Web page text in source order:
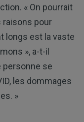
« On pourrait
raisons pour
longs est la vaste
», a-t-il
personne se
les dommages
»